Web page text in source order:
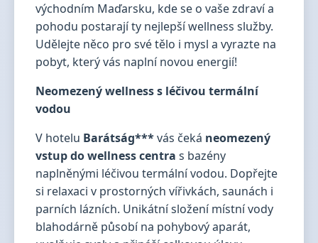
východním Maďarsku, kde se o vaše zdraví a
pohodu postarají ty nejlepší wellness služby.
Udělejte něco pro své tělo i mysl a vyrazte na
pobyt, který vás naplní novou energií!
Neomezený wellness s léčivou termální
vodou
V hotelu Barátság***vás čeká neomezený
vstup do wellness centra s bazény
naplněnými léčivou termální vodou. Dopřejte
si relaxaci v prostorných vířivkách, saunách i
parních lázních. Unikátní složení místní vody
blahodárně působí na pohybový aparát,